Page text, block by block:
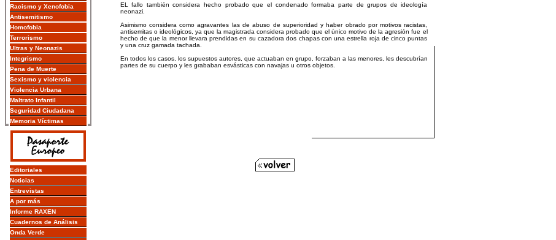
Racismo y Xenofobia
Antisemitismo
Homofobia
Terrorismo
Ultras y Neonazis
Integrismo
Pena de Muerte
Sexismo y violencia
Violencia Urbana
Maltrato Infantil
Seguridad Ciudadana
Memoria Víctimas
Editoriales
Noticias
Entrevistas
A por más
Informe RAXEN
Cuadernos de Análisis
Onda Verde
EL fallo también considera hecho probado que el condenado formaba parte de grupos de ideología
neonazi.
Asimismo considera como agravantes las de abuso de superioridad y haber obrado por motivos racistas,
antisemitas o ideológicos, ya que la magistrada considera probado que el único motivo de la agresión fue el
hecho de que la menor llevara prendidas en su cazadora dos chapas con una estrella roja de cinco puntas
y una cruz gamada tachada.
En todos los casos, los supuestos autores, que actuaban en grupo, forzaban a las menores, les descubrían
partes de su cuerpo y les grababan esvásticas con navajas u otros objetos.